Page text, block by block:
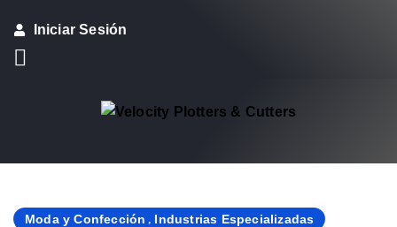
Iniciar Sesión
Moda y Confección , Industrias Especializadas